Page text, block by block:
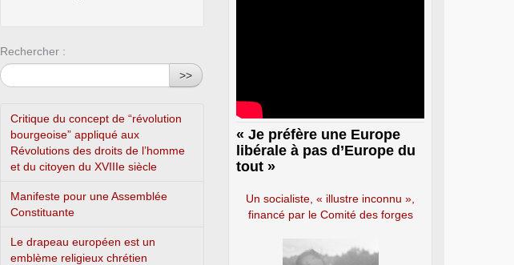
Rechercher :
>>
Critique du concept de “révolution
bourgeoise” appliqué aux
Révolutions des droits de l’homme
et du citoyen du XVIIIe siècle
Manifeste pour une Assemblée
Constituante
Le drapeau européen est un
emblème religieux chrétien
« Je préfère une Europe
libérale à pas d’Europe du
tout »
Un socialiste, « illustre inconnu »,
financé par le Comité des forges